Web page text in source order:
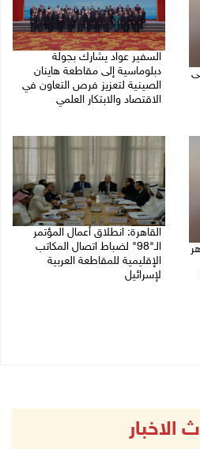
السفير عواد يشارك بجولة
دبلوماسية إلى مقاطعة هاينان
الصينية لتعزيز فرص التعاون في
الاقتصاد والابتكار العلمي
القاهرة: انطلاق أعمال المؤتمر
الـ"98" لضباط اتصال المكاتب
الإقليمية للمقاطعة العربية
لإسرائيل
الاخبار